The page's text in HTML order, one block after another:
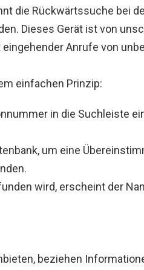
die Rückwärtssuche bei
Dieses Gerät ist von
Anrufe von
einfachen Prinzip:
in die Suchleiste
um eine
wird, erscheint der
beziehen